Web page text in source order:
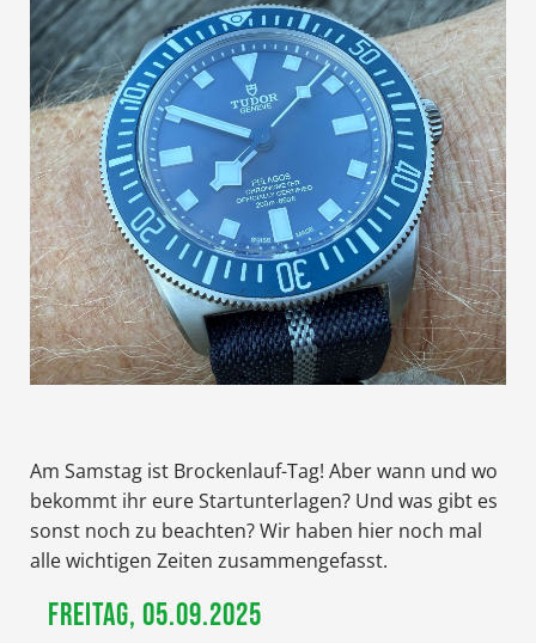
Am Samstag ist Brockenlauf-Tag! Aber wann und wo
bekommt ihr eure Startunterlagen? Und was gibt es
sonst noch zu beachten? Wir haben hier noch mal
alle wichtigen Zeiten zusammengefasst.
FREITAG, 05.09.2025